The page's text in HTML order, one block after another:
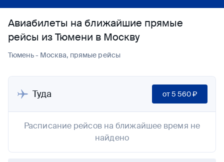
Авиабилеты на ближайшие прямые
рейсы из Тюмени в Москву
Тюмень - Москва, прямые рейсы
Туда от5 560 ₽
Расписание рейсов на ближайшее время не
найдено